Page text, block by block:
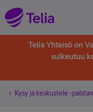
Telia Yhteisö on
sulkeutuu
Kysy ja keskustele -